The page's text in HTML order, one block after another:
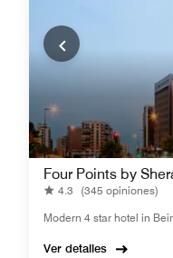
Four Points by
4.3
(345 opiniones)
Modern 4 star hotel in
Ver detalles